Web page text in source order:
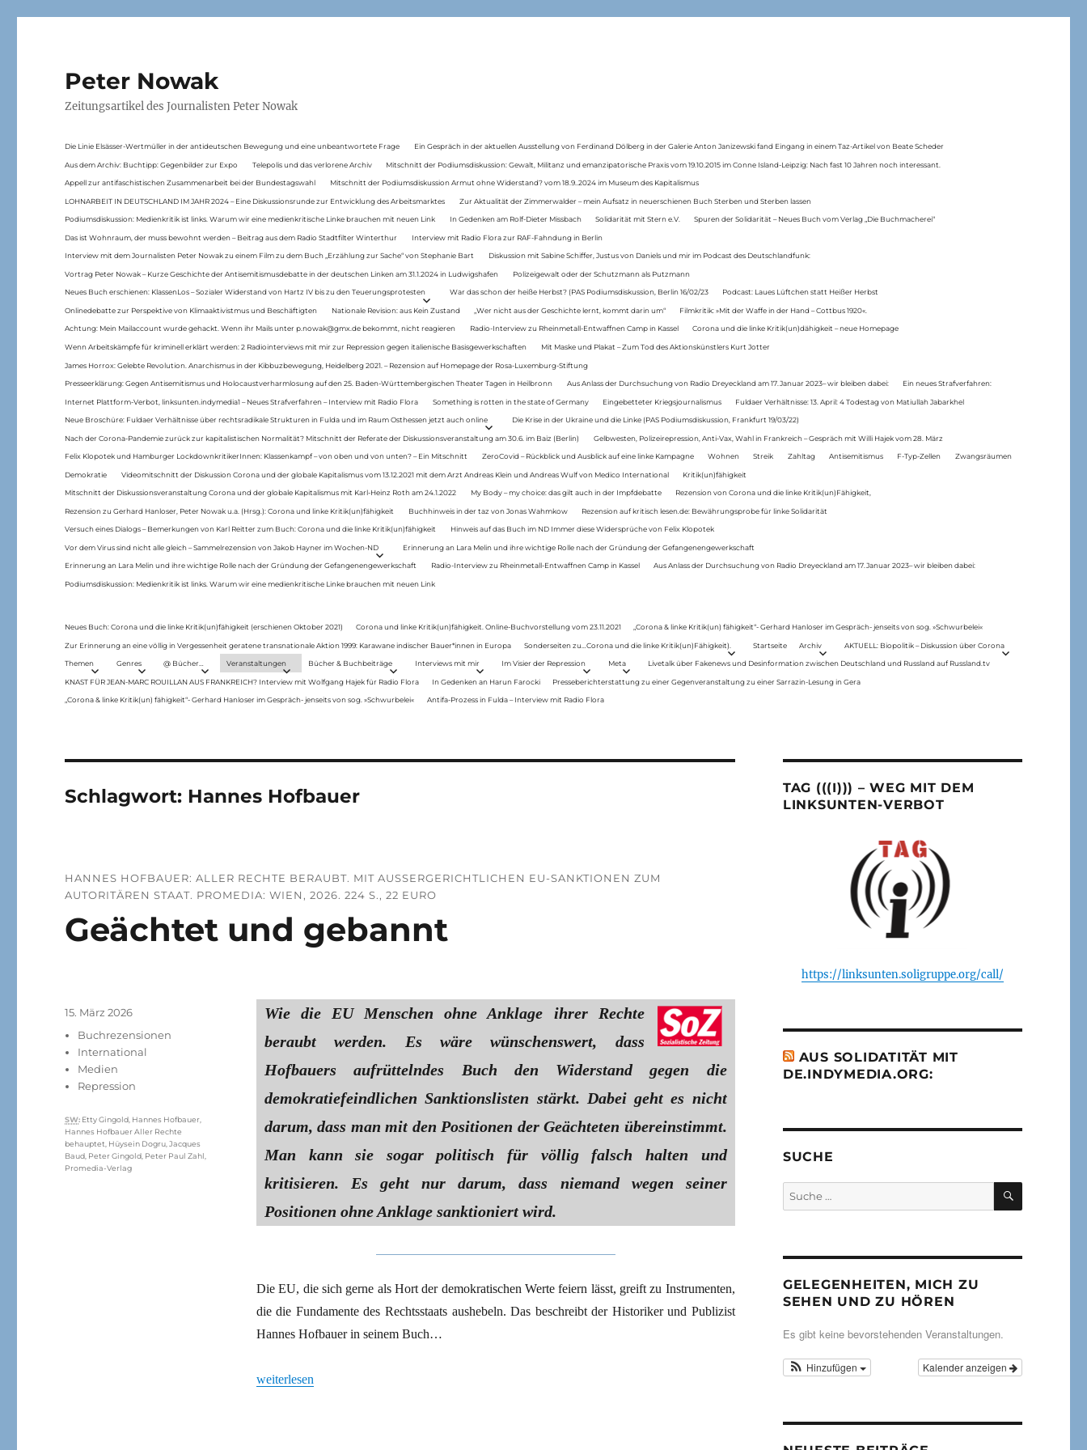
Peter Nowak
Zeitungsartikel des Journalisten Peter Nowak
Die Linie Elsässer-Wertmüller in der antideutschen Bewegung und eine unbeantwortete Frage Ein Gespräch in der aktuellen Ausstellung von Ferdinand Dölberg in der Galerie Anton Janizewski fand Eingang in einem Taz-Artikel von Beate Scheder
Aus dem Archiv: Buchtipp: Gegenbilder zur Expo Telepolis und das verlorene Archiv Mitschnitt der Podiumsdiskussion: Gewalt, Militanz und emanzipatorische Praxis vom 19.10.2015 im Conne Island-Leipzig: Nach fast 10 Jahren noch interessant.
Appell zur antifaschistischen Zusammenarbeit bei der Bundestagswahl Mitschnitt der Podiumsdiskussion Armut ohne Widerstand? vom 18.9..2024 im Museum des Kapitalismus
LOHNARBEIT IN DEUTSCHLAND IM JAHR 2024 – Eine Diskussionsrunde zur Entwicklung des Arbeitsmarktes Zur Aktualität der Zimmerwalder – mein Aufsatz in neuerschienen Buch Sterben und Sterben lassen
Podiumsdiskussion: Medienkritik ist links. Warum wir eine medienkritische Linke brauchen mit neuen Link In Gedenken am Rolf-Dieter Missbach Solidarität mit Stern e.V. Spuren der Solidarität – Neues Buch vom Verlag „Die Buchmacherei“
Das ist Wohnraum, der muss bewohnt werden – Beitrag aus dem Radio Stadtfilter Winterthur Interview mit Radio Flora zur RAF-Fahndung in Berlin
Interview mit dem Journalisten Peter Nowak zu einem Film zu dem Buch „Erzählung zur Sache“ von Stephanie Bart Diskussion mit Sabine Schiffer, Justus von Daniels und mir im Podcast des Deutschlandfunk:
Vortrag Peter Nowak – Kurze Geschichte der Antisemitismusdebatte in der deutschen Linken am 31.1.2024 in Ludwigshafen Polizeigewalt oder der Schutzmann als Putzmann
Neues Buch erschienen: KlassenLos – Sozialer Widerstand von Hartz IV bis zu den Teuerungsprotesten War das schon der heiße Herbst? (PAS Podiumsdiskussion, Berlin 16/02/23 Podcast: Laues Lüftchen statt Heißer Herbst
Onlinedebatte zur Perspektive von Klimaaktivistmus und Beschäftigten Nationale Revision: aus Kein Zustand „Wer nicht aus der Geschichte lernt, kommt darin um“ Filmkritik: »Mit der Waffe in der Hand – Cottbus 1920«.
Achtung: Mein Mailaccount wurde gehackt. Wenn ihr Mails unter p.nowak@gmx.de bekommt, nicht reagieren Radio-Interview zu Rheinmetall-Entwaffnen Camp in Kassel Corona und die linke Kritik(un)dähigkeit – neue Homepage
Wenn Arbeitskämpfe für kriminell erklärt werden: 2 Radiointerviews mit mir zur Repression gegen italienische Basisgewerkschaften Mit Maske und Plakat – Zum Tod des Aktionskünstlers Kurt Jotter
James Horrox: Gelebte Revolution. Anarchismus in der Kibbuzbewegung, Heidelberg 2021. – Rezension auf Homepage der Rosa-Luxemburg-Stiftung
Presseerklärung: Gegen Antisemitismus und Holocaustverharmlosung auf den 25. Baden-Württembergischen Theater Tagen in Heilbronn Aus Anlass der Durchsuchung von Radio Dreyeckland am 17.Januar 2023– wir bleiben dabei: Ein neues Strafverfahren:
Internet Plattform-Verbot, linksunten.indymedia1 – Neues Strafverfahren – Interview mit Radio Flora Something is rotten in the state of Germany Eingebetteter Kriegsjournalismus Fuldaer Verhältnisse: 13. April: 4 Todestag von Matiul­lah Jabarkhel
Neue Broschüre: Fuldaer Verhältnisse über rechtsradikale Strukturen in Fulda und im Raum Osthessen jetzt auch online Die Krise in der Ukraine und die Linke (PAS Podiumsdiskussion, Frankfurt 19/03/22)
Nach der Corona-Pandemie zurück zur kapitalistischen Normalität? Mitschnitt der Referate der Diskussionsveranstaltung am 30.6. im Baiz (Berlin) Gelbwesten, Polizeirepression, Anti-Vax, Wahl in Frankreich – Gespräch mit Willi Hajek vom 28. März
Felix Klopotek und Hamburger LockdownkritikerInnen: Klassenkampf – von oben und von unten? – Ein Mitschnitt ZeroCovid – Rückblick und Ausblick auf eine linke Kampagne Wohnen Streik Zahltag Antisemitismus F-Typ-Zellen Zwangsräumen
Demokratie Videomitschnitt der Diskussion Corona und der globale Kapitalismus vom 13.12.2021 mit dem Arzt Andreas Klein und Andreas Wulf von Medico International Kritik(un)fähigkeit
Mitschnitt der Diskussionsveranstaltung Corona und der globale Kapitalismus mit Karl-Heinz Roth am 24.1.2022 My Body – my choice: das gilt auch in der Impfdebatte Rezension von Corona und die linke Kritik(un)Fähigkeit,
Rezension zu Gerhard Hanloser, Peter Nowak u.a. (Hrsg.): Corona und linke Kritik(un)fähigkeit Buchhinweis in der taz von Jonas Wahmkow Rezension auf kritisch lesen.de: Bewährungsprobe für linke Solidarität
Versuch eines Dialogs – Bemerkungen von Karl Reitter zum Buch: Corona und die linke Kritik(un)fähigkeit Hinweis auf das Buch im ND Immer diese Widersprüche von Felix Klopotek
Vor dem Virus sind nicht alle gleich – Sammelrezension von Jakob Hayner im Wochen-ND Erinnerung an Lara Melin und ihre wichtige Rolle nach der Gründung der Gefangenengewerkschaft
Erinnerung an Lara Melin und ihre wichtige Rolle nach der Gründung der Gefangenengewerkschaft Radio-Interview zu Rheinmetall-Entwaffnen Camp in Kassel Aus Anlass der Durchsuchung von Radio Dreyeckland am 17.Januar 2023– wir bleiben dabei:
Podiumsdiskussion: Medienkritik ist links. Warum wir eine medienkritische Linke brauchen mit neuen Link
Neues Buch: Corona und die linke Kritik(un)fähigkeit (erschienen Oktober 2021) Corona und linke Kritik(un)fähigkeit. Online-Buchvorstellung vom 23.11.2021 „Corona & linke Kritik(un) fähigkeit“- Gerhard Hanloser im Gespräch- jenseits von sog. »Schwurbelei«
Zur Erinnerung an eine völlig in Vergessenheit geratene transnationale Aktion 1999: Karawane indischer Bauer*innen in Europa Sonderseiten zu…Corona und die linke Kritik(un)Fähigkeit). Startseite Archiv AKTUELL: Biopolitik – Diskussion über Corona
Themen Genres @ Bücher… Veranstaltungen Bücher & Buchbeiträge Interviews mit mir Im Visier der Repression Meta Livetalk über Fakenews und Desinformation zwischen Deutschland und Russland auf Russland.tv
KNAST FÜR JEAN-MARC ROUILLAN AUS FRANKREICH? Interview mit Wolfgang Hajek für Radio Flora In Gedenken an Harun Farocki Presseberichterstattung zu einer Gegenveranstaltung zu einer Sarrazin-Lesung in Gera
„Corona & linke Kritik(un) fähigkeit“- Gerhard Hanloser im Gespräch- jenseits von sog. »Schwurbelei« Antifa-Prozess in Fulda – Interview mit Radio Flora
Schlagwort: Hannes Hofbauer
HANNES HOFBAUER: ALLER RECHTE BERAUBT. MIT AUSSERGERICHTLICHEN EU-SANKTIONEN ZUM A
UTORITÄREN STAAT. PROMEDIA: WIEN, 2026. 224 S., 22 EURO
Geächtet und gebannt
Wie die EU Menschen ohne Anklage ihrer Rechte
beraubt werden. Es wäre wünschenswert, dass
Hofbauers aufrüttelndes Buch den Widerstand gegen die
demokratiefeindlichen Sanktionslisten stärkt. Dabei geht es nicht
darum, dass man mit den Positionen der Geächteten übereinstimmt.
Man kann sie sogar politisch für völlig falsch halten und
kritisieren. Es geht nur darum, dass niemand wegen seiner
Positionen ohne Anklage sanktioniert wird.
Die EU, die sich gerne als Hort der demokratischen Werte feiern lässt, greift zu Instrumenten,
die die Fundamente des Rechtsstaats aushebeln. Das beschreibt der Historiker und Publizist
Hannes Hofbauer in seinem Buch…
„Geächtet und gebannt“
weiterlesen
Veröffentlicht
15. März 2026
Kategorien
Buchrezensionen
International
Medien
Repression
Schlagwörter
SW: Etty Gingold Hannes Hofbauer
Hannes Hofbauer Aller Rechte
behauptet Hüysein Dogru ,Jacques
Baud Peter Gingold Peter Paul Zahl
Promedia-Verlag
TAG (((I))) – WEG MIT DEM
LINKSUNTEN-VERBOT
https://linksunten.soligruppe.org/call/
AUS SOLIDATITÄT MIT
DE.INDYMEDIA.ORG:
SUCHE
Suche
nach:
SUCHEN
GELEGENHEITEN, MICH ZU
SEHEN UND ZU HÖREN
Es gibt keine bevorstehenden Veranstaltungen.
Kalender anzeigen
Hinzufügen